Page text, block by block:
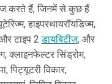
करते हैं, जिनमें से कुछ हैं
हाइपरथायरॉयडिज्म,
और टाइप 2डायबिटीज, और
क्लाइनफेल्टर सिंड्रोम,
पिट्यूटरी विकार,